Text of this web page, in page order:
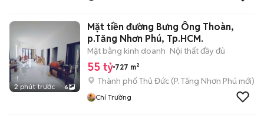
2 phút trước 6
Mặt tiền đường Bưng Ông Thoàn,
p.Tăng Nhơn Phú, Tp.HCM.
Mặt bằng kinh doanh Nội thất đầy đủ
55 tỷ 727 m²
Thành phố Thủ Đức (P. Tăng Nhơn Phú mới)
Chí Trường